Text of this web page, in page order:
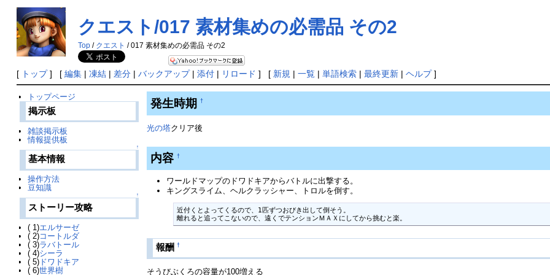
クエスト/017 素材集めの必需品 その2
Top/ クエスト / 017 素材集めの必需品 その2
[ トップ] [ 編集| 凍結| 差分| バックアップ| 添付| リロード ] [ 新規 | 一覧| 単語検索| 最終更新| ヘルプ]
トップページ
掲示板
雑談掲示板
情報提供板
↑
基本情報
操作方法
豆知識
↑
ストーリー攻略
( 1)エルサーゼ
( 2)コートルダ
( 3)ラバトール
( 4)シーラ
( 5)ドワドキア
( 6)世界樹
発生時期†
光の塔クリア後
内容†
ワールドマップのドワドキアからバトルに出撃する。
キングスライム、ヘルクラッシャー、トロルを倒す。
近付くとよってくるので、1匹ずつおびき出して倒そう。
離れると追ってこないので、遠くでテンションＭＡＸにしてから挑むと楽。
報酬 †
そうびぶくろの容量が100増える